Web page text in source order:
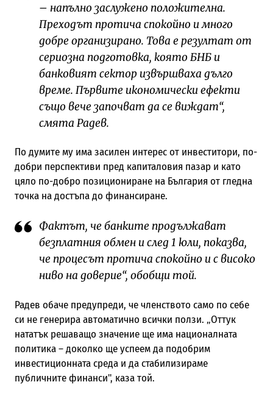
– напълно заслужено положителна.
Преходът протича спокойно и много
добре организирано. Това е резултат от
сериозна подготовка, която БНБ и
банковият сектор извършваха дълго
време. Първите икономически ефекти
също вече започват да се виждат“,
смята Радев.
По думите му има засилен интерес от инвеститори, по-
добри перспективи пред капиталовия пазар и като
цяло по-добро позициониране на България от гледна
точка на достъпа до финансиране.
Фактът, че банките продължават
безплатния обмен и след 1 юли, показва,
че процесът протича спокойно и с високо
ниво на доверие“, обобщи той.
Радев обаче предупреди, че членството само по себе
си не генерира автоматично всички ползи. „Оттук
нататък решаващо значение ще има националната
политика – доколко ще успеем да подобрим
инвестиционната среда и да стабилизираме
публичните финанси", каза той.